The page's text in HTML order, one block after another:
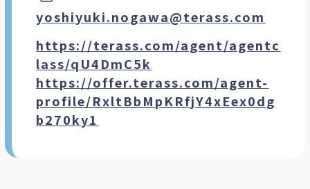
yoshiyuki.nogawa@terass.com
https://terass.com/agent/agentc
lass/qU4DmC5k
https://offer.terass.com/agent-
profile/RxltBbMpKRfjY4xEex0dg
b270ky1